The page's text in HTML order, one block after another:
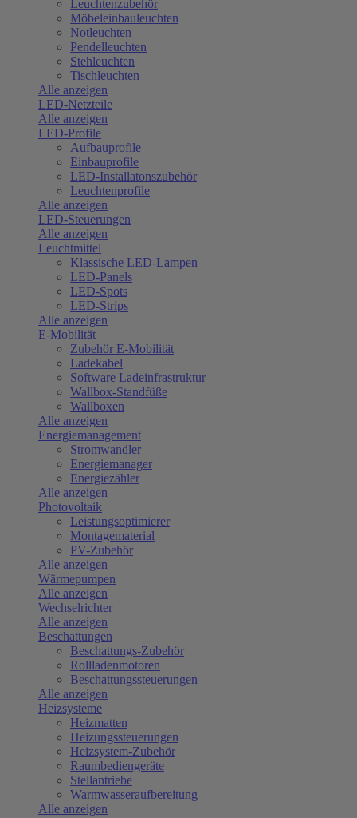
Leuchtenzubehör
Möbeleinbauleuchten
Notleuchten
Pendelleuchten
Stehleuchten
Tischleuchten
Alle anzeigen
LED-Netzteile
Alle anzeigen
LED-Profile
Aufbauprofile
Einbauprofile
LED-Installatonszubehör
Leuchtenprofile
Alle anzeigen
LED-Steuerungen
Alle anzeigen
Leuchtmittel
Klassische LED-Lampen
LED-Panels
LED-Spots
LED-Strips
Alle anzeigen
E-Mobilität
Zubehör E-Mobilität
Ladekabel
Software Ladeinfrastruktur
Wallbox-Standfüße
Wallboxen
Alle anzeigen
Energiemanagement
Stromwandler
Energiemanager
Energiezähler
Alle anzeigen
Photovoltaik
Leistungsoptimierer
Montagematerial
PV-Zubehör
Alle anzeigen
Wärmepumpen
Alle anzeigen
Wechselrichter
Alle anzeigen
Beschattungen
Beschattungs-Zubehör
Rollladenmotoren
Beschattungssteuerungen
Alle anzeigen
Heizsysteme
Heizmatten
Heizungssteuerungen
Heizsystem-Zubehör
Raumbediengeräte
Stellantriebe
Warmwasseraufbereitung
Alle anzeigen